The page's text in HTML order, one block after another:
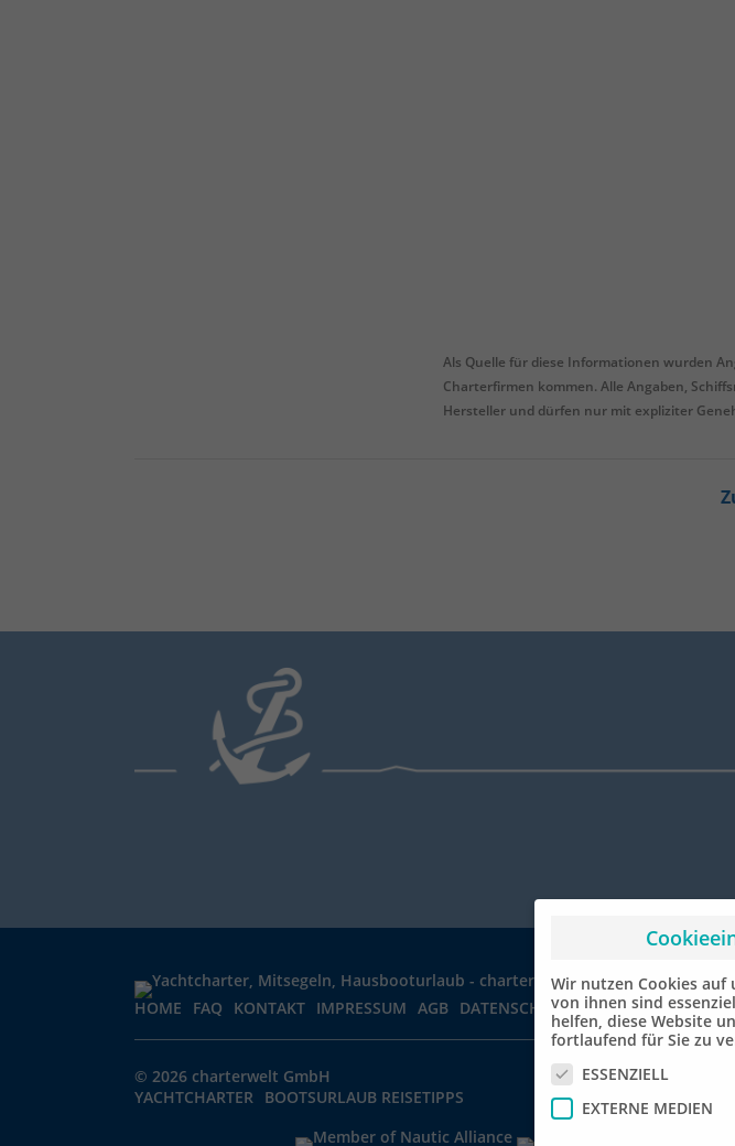
Als Quelle für diese Informationen wurden
Charterfirmen kommen. Alle Angaben,
Hersteller und dürfen nur mit expliziter
HOME FAQ KONTAKT IMPRESSUM AGB DATENSCHUTZ CHARTERWELT &
© 2026 charterwelt GmbH
YACHTCHARTER BOOTSURLAUB REISETIPPS
Wir nutzen Cookies auf
von ihnen sind
helfen, diese Website
fortlaufend für Sie zu
ESSENZIELL
EXTERNE MEDIEN